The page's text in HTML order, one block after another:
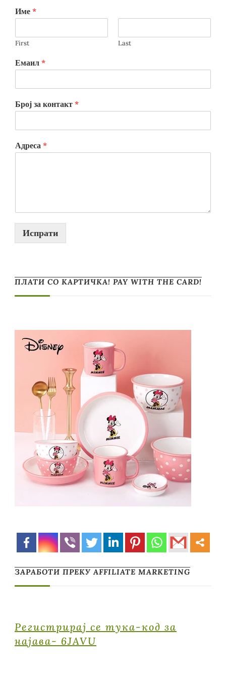
Име *
First Last
Емаил *
Број за контакт *
Адреса *
Испрати
ПЛАТИ СО КАРТИЧКА! PAY WITH THE CARD!
ЗАРАБОТИ ПРЕКУ AFFILIATE MARKETING
Регистрирај се тука-код за
најава- 6JAVU